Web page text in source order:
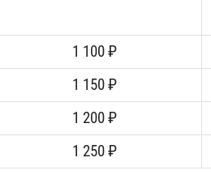
1 100 ₽
1 150 ₽
1 200 ₽
1 250 ₽